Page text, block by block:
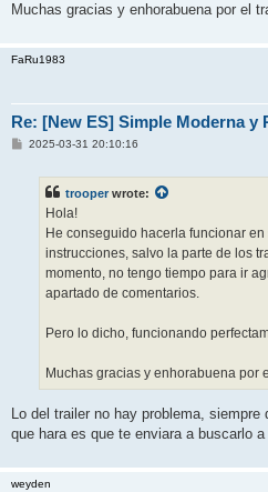
Muchas gracias y enhorabuena por el
FaRu1983
Re: [New ES] Simple Moderna y
P2025-03-31 20:10:16
trooper wrote:
Hola!
He conseguido hacerla funcionar
instrucciones, salvo la parte de los
momento, no tengo tiempo para ir
apartado de comentarios.
Pero lo dicho, funcionando
Muchas gracias y enhorabuena por
Lo del trailer no hay problema,
que hara es que te enviara a buscarlo
weyden